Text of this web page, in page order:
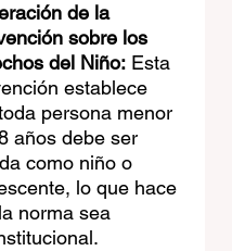
de la
sobre los
del Niño: Esta
establece
persona menor
años debe ser
como niño o
lo que hace
norma sea